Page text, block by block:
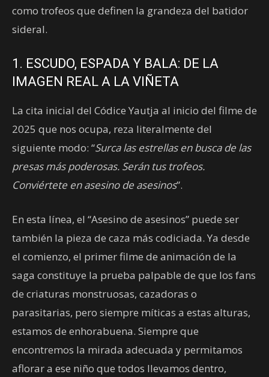
como trofeos que definen la grandeza del batidor
sideral.
1. ESCUDO, ESPADA Y BALA: DE LA
IMAGEN REAL A LA VIÑETA
La cita inicial del Códice Yautja al inicio del filme de
2025 que nos ocupa, reza literalmente del
siguiente modo: “Surca las estrellas en busca de las
presas más poderosas. Serán tus trofeos.
Conviértete en asesino de asesinos”.
En esta línea, el “Asesino de asesinos” puede ser
también la pieza de caza más codiciada. Ya desde
el comienzo, el primer filme de animación de la
saga constituye la prueba palpable de que los fans
de criaturas monstruosas, cazadoras o
parasitarias, pero siempre míticas a estas alturas,
estamos de enhorabuena. Siempre que
encontremos la mirada adecuada y permitamos
aflorar a ese niño que todos llevamos dentro,